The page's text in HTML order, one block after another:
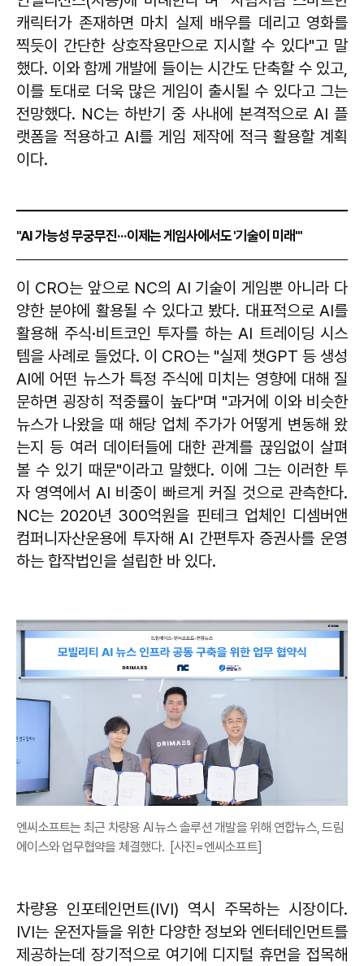
캐릭터가 존재하면 마치 실제 배우를 데리고 영화를
찍듯이 간단한 상호작용만으로 지시할 수 있다"고 말
했다. 이와 함께 개발에 들이는 시간도 단축할 수 있고,
이를 토대로 더욱 많은 게임이 출시될 수 있다고 그는
전망했다. NC는 하반기 중 사내에 본격적으로 AI 플
랫폼을 적용하고 AI를 게임 제작에 적극 활용할 계획
이다.
"AI 가능성 무궁무진···이제는 게임사에서도 '기술이 미래'"
이 CRO는 앞으로 NC의 AI 기술이 게임뿐 아니라 다
양한 분야에 활용될 수 있다고 봤다. 대표적으로 AI를
활용해 주식·비트코인 투자를 하는 AI 트레이딩 시스
템을 사례로 들었다. 이 CRO는 "실제 챗GPT 등 생성
AI에 어떤 뉴스가 특정 주식에 미치는 영향에 대해 질
문하면 굉장히 적중률이 높다"며 "과거에 이와 비슷한
뉴스가 나왔을 때 해당 업체 주가가 어떻게 변동해 왔
는지 등 여러 데이터들에 대한 관계를 끊임없이 살펴
볼 수 있기 때문"이라고 말했다. 이에 그는 이러한 투
자 영역에서 AI 비중이 빠르게 커질 것으로 관측한다.
NC는 2020년 300억원을 핀테크 업체인 디셈버앤
컴퍼니자산운용에 투자해 AI 간편투자 증권사를 운영
하는 합작법인을 설립한 바 있다.
엔씨소프트는 최근 차량용 AI 뉴스 솔루션 개발을 위해 연합뉴스, 드림
에이스와 업무협약을 체결했다. [사진=엔씨소프트]
차량용 인포테인먼트(IVI) 역시 주목하는 시장이다.
IVI는 운전자들을 위한 다양한 정보와 엔터테인먼트를
제공하는데 장기적으로 여기에 디지털 휴먼을 접목해